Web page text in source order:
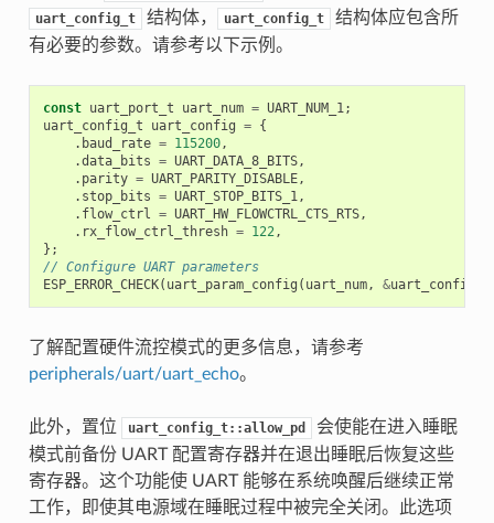
uart_config_t 结构体， uart_config_t
结构体应包含所
有必要的参数。请参考以下示例。
const uart_port_t uart_num = UART_NUM_1;
uart_config_t
uart_config = {
. baud_rate = 115200,
.data_bits = UART_DATA_8_BITS,
. parity = UART_PARITY_DISABLE,
. stop_bits = UART_STOP_BITS_1,
. flow_ctrl = UART_HW_FLOWCTRL_CTS_RTS,
. rx_flow_ctrl_thresh = 122,
};
// Configure UART parameters
ESP_ERROR_CHECK( uart_param_config ( uart_num, &uart_config
了解配置硬件流控模式的更多信息，请参考
peripherals/uart/uart_echo。
此外，置位 uart_config_t::allow_pd
会使能在进入睡眠
模式前备份 UART 配置寄存器并在退出睡眠后恢复这些
寄存器。这个功能使 UART 能够在系统唤醒后继续正常
工作，即使其电源域在睡眠过程中被完全关闭。此选项